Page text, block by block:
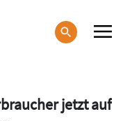
jetzt auf